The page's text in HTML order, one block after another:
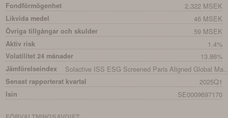
Fondförmögenhet 2,322 MSEK
Likvida medel 46 MSEK
Övriga tillgångar och skulder 59 MSEK
Aktiv risk 1.4%
Volatilitet 24 månader 13.86%
Jämförelseindex Solactive ISS ESG Screened Paris Aligned Global
Senast rapporterat kvartal 2025Q1
Isin SE0009697170